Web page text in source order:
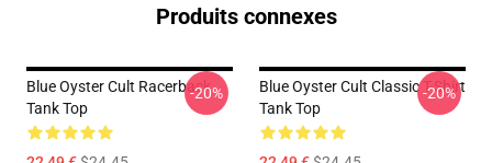
Produits connexes
Blue Oyster Cult Racerback
Tank Top
-20%
Blue Oyster Cult Classic T-Shirt
Tank Top
-20%